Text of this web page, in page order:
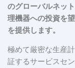
のグローバルネッ
理機器への投資を
を提供します。
極めて厳密な生産
証するサービスセ